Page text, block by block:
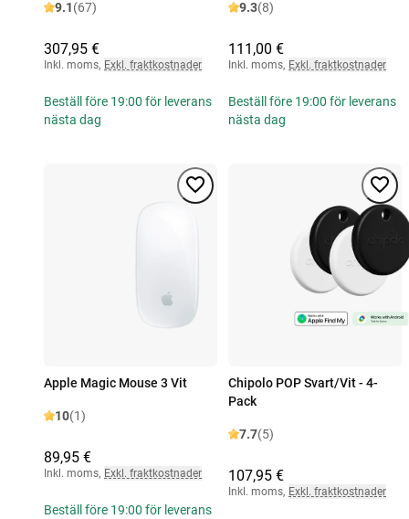
9.1(67)
307,95 €
Inkl. moms, Exkl. fraktkostnader
Beställ före 19:00 för leverans
nästa dag
9.3(8)
111,00 €
Inkl. moms, Exkl. fraktkostnader
Beställ före 19:00 för leverans
nästa dag
Apple Magic Mouse 3 Vit
10(1)
89,95 €
Inkl. moms, Exkl. fraktkostnader
Beställ före 19:00 för leverans
Chipolo POP Svart/Vit - 4-
Pack
7.7(5)
107,95 €
Inkl. moms, Exkl. fraktkostnader